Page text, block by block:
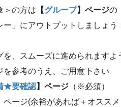
＞の方は 【グループ】ページの
ー」にアウトプットしましょう
、スムーズに進められますよ
参考のうえ、ご用意下さい
★要確認】ページ （※必須）
ページ(余裕があれば＋オスス